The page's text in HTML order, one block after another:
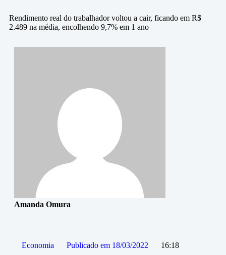
Rendimento real do trabalhador voltou a cair, ficando em R$
2.489 na média, encolhendo 9,7% em 1 ano
Amanda Omura
Economia Publicado em 18/03/2022 16:18